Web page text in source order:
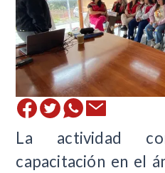
La actividad
capacitación en el